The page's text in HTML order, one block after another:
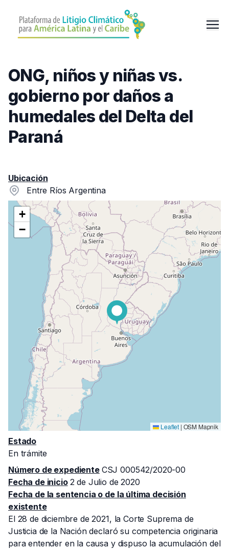
contenido
ONG, niños y niñas vs.
gobierno por daños a
humedales del Delta del
Paraná
Ubicación
Entre Ríos Argentina
+
−
Leaflet | OSM Mapnik
Estado
En trámite
Número de expediente CSJ 000542/2020-00
Fecha de inicio 2 de Julio de 2020
Fecha de la sentencia o de la última decisión
existente
El 28 de diciembre de 2021, la Corte Suprema de
Justicia de la Nación declaró su competencia originaria
para entender en la causa y dispuso la acumulación del